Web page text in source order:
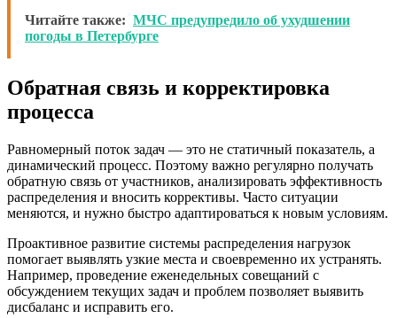
Читайте также: МЧС предупредило об ухудшении
погоды в Петербурге
Обратная связь и корректировка
процесса
Равномерный поток задач — это не статичный показатель, а
динамический процесс. Поэтому важно регулярно получать
обратную связь от участников, анализировать эффективность
распределения и вносить коррективы. Часто ситуации
меняются, и нужно быстро адаптироваться к новым условиям.
Проактивное развитие системы распределения нагрузок
помогает выявлять узкие места и своевременно их устранять.
Например, проведение еженедельных совещаний с
обсуждением текущих задач и проблем позволяет выявить
дисбаланс и исправить его.